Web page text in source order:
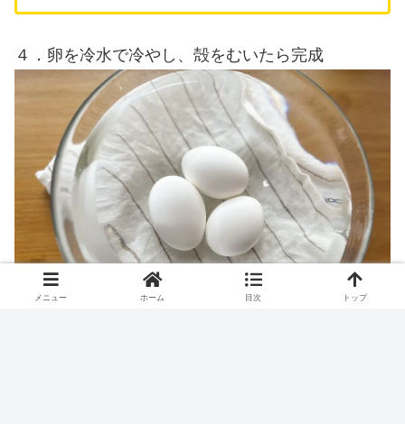
４．卵を冷水で冷やし、殻をむいたら完成
メニュー ホーム 目次 トップ